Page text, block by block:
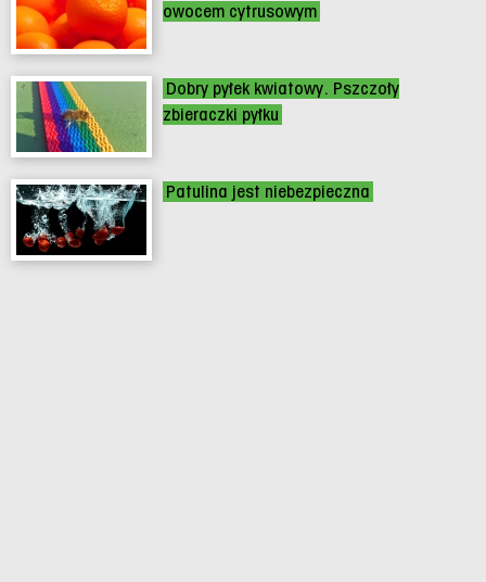
owocem cytrusowym
Dobry pyłek kwiatowy. Pszczoły
zbieraczki pyłku
Patulina jest niebezpieczna